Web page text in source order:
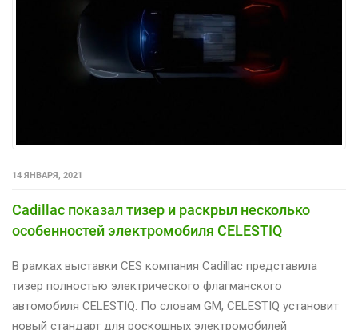
14 ЯНВАРЯ, 2021
Cadillac показал тизер и раскрыл несколько
особенностей электромобиля CELESTIQ
В рамках выставки CES компания Cadillac представила
тизер полностью электрического флагманского
автомобиля CELESTIQ. По словам GM, CELESTIQ установит
новый стандарт для роскошных электромобилей